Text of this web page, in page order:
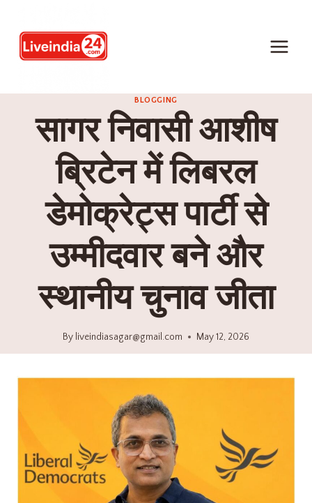
BLOGGING
सागर निवासी आशीष
ब्रिटेन में लिबरल
डेमोक्रेट्स पार्टी से
उम्मीदवार बने और
स्थानीय चुनाव जीता
By liveindiasagar@gmail.com May 12, 2026